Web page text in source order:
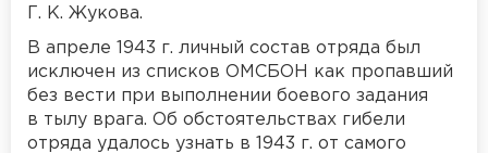
Г. К. Жукова.
В апреле 1943 г. личный состав отряда был
исключен из списков ОМСБОН как пропавший
без вести при выполнении боевого задания
в тылу врага. Об обстоятельствах гибели
отряда удалось узнать в 1943 г. от самого